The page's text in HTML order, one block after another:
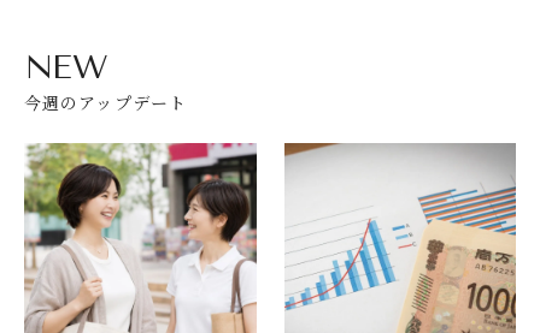
NEW
今週のアップデート